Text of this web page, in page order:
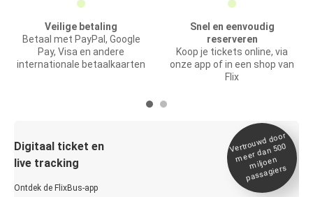
Veilige betaling
Betaal met PayPal, Google
Pay, Visa en andere
internationale betaalkaarten
Snel en eenvoudig
reserveren
Koop je tickets online, via
onze app of in een shop van
Flix
Digitaal ticket en
live tracking
Ontdek de FlixBus-app
Vertrou
wd door
meer dan 500
miljoen
passagiers